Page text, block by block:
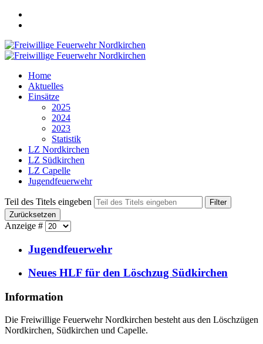
Home
Aktuelles
Einsätze
2025
2024
2023
Statistik
LZ Nordkirchen
LZ Südkirchen
LZ Capelle
Jugendfeuerwehr
Teil des Titels eingeben
Filter
Zurücksetzen
Anzeige #
Jugendfeuerwehr
Neues HLF für den Löschzug Südkirchen
Information
Die Freiwillige Feuerwehr Nordkirchen besteht aus den Löschzügen
Nordkirchen, Südkirchen und Capelle.